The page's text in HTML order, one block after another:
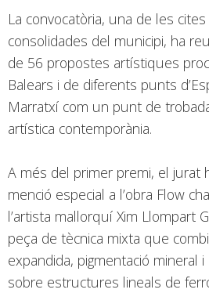
La convocatòria, una de les
consolidades del municipi, ha
de 56 propostes artístiques
Balears i de diferents punts
Marratxí com un punt de
artística contemporània.
A més del primer premi, el jurat
menció especial a l’obra Flow
l’artista mallorquí Xim Llompart
peça de tècnica mixta que
expandida, pigmentació mineral i
sobre estructures lineals de